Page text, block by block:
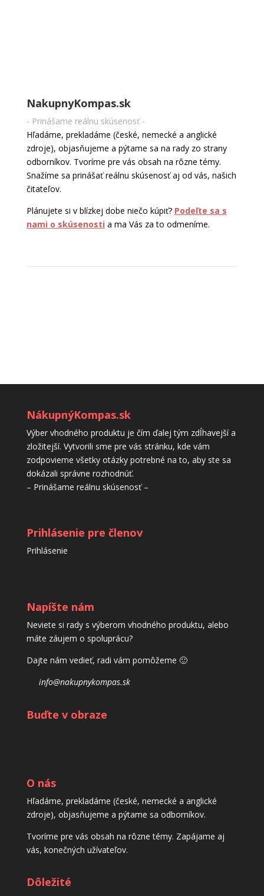
NakupnyKompas.sk
- Prinášame reálnu skúsenosť -
Hľadáme, prekladáme (české, nemecké a anglické
zdroje), objasňujeme a pýtame sa na rady zo strany
odborníkov. Tvoríme pre vás obsah na rôzne témy.
Snažíme sa prinášať reálnu skúsenosť aj od vás, našich
čitateľov.
Plánujete si v blízkej dobe niečo kúpiť? Podeľte sa s
nami o skúsenosti a ma Vás za to odmeníme.
NákupnýKompas.sk
Výber vhodného produktu je čím ďalej tým zdĺhavejší a
zložitejší. Vytvorili sme pre vás stránku, kde vám
zodpovieme všetky otázky potrebné na to, aby ste sa
dokázali správne rozhodnúť.
– Prinášame reálnu skúsenosť –
Prihlásenie pre členov
Prihlásenie
Napíšte nám
Neviete si rady s výberom vhodného produktu, alebo
máte záujem o spoluprácu?
Dajte nám vedieť, radi vám pomôžeme 🙂
info@nakupnykompas.sk
Buďte v obraze
O nás
Hľadáme, prekladáme (české, nemecké a anglické
zdroje), objasňujeme a pýtame sa odborníkov.
Tvoríme pre vás obsah na rôzne témy. Zapájame aj
vás, konečných užívateľov.
Dôležité